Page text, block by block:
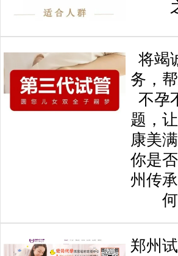
将竭
务，
不孕
题，
康美
你是
州传
郑州